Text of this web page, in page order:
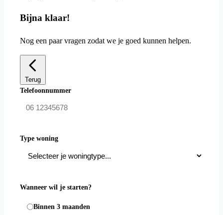
Bijna klaar!
Nog een paar vragen zodat we je goed kunnen helpen.
Terug
Telefoonnummer
Type woning
Wanneer wil je starten?
Binnen 3 maanden